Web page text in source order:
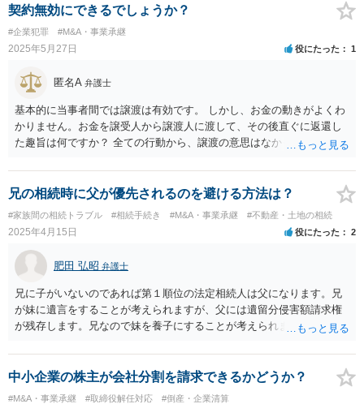
約が有効かどうかは、ライセンスされた権利の種類（著作権、商標
権、特許権など）や契約の時期などを見て判断する必要があります。
いずれにせよ具体的事情が分からないと確定的な回答は難しいと思わ
れますので、弁護士に直接相談されることをお勧めします。
契約無効にできるでしょうか？
#企業犯罪 #M&A・事業承継
2025年5月27日 役にたった 1
匿名A 弁護士
基本的に当事者間では譲渡は有効です。 しかし、お金の動きがよくわ
かりません。お金を譲受人から譲渡人に渡して、その後直ぐに返還し
た趣旨は何ですか？ 全ての行動から、譲渡の意思はなかったというこ
兄の相続時に父が優先されるのを避ける方法は？
#家族間の相続トラブル #相続手続き #M&A・事業承継 #不動産・土地の相続
2025年4月15日 役にたった 2
肥田 弘昭 弁護士
兄に子がいないのであれば第１順位の法定相続人は父になります。兄
が妹に遺言をすることが考えられますが、父には遺留分侵害額請求権
が残存します。兄なので妹を養子にすることが考えられます。これに
なく受取人が妹であれば受取が可能です。ご参考にしてください。
中小企業の株主が会社分割を請求できるかどうか？
#M&A・事業承継 #取締役解任対応 #倒産・企業清算